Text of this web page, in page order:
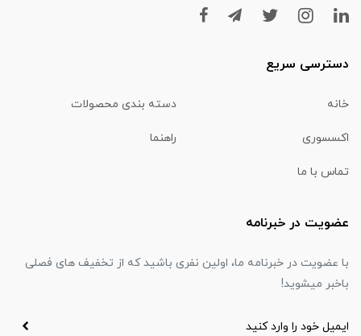
دسترسی سریع
خانه دسته بندی محصولات
اکسسوری راهنما
تماس با ما
عضویت در خبرنامه
با عضویت در خبرنامه ما، اولین نفری باشید که از تخفیف های فصلی
باخبر میشوید!